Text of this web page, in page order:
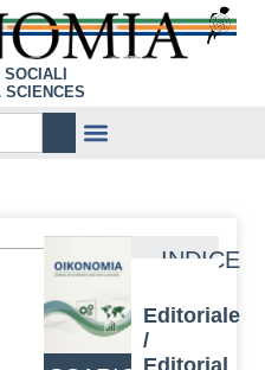
INDICE
Editoriale
/
Editorial